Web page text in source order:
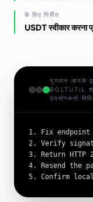
के लिए निर्मित
USDT स्वीकार करना
भुगतान आपके
BOLTUTIL
उपयोगकर्ता
1. Fix endpoint
2. Verify
3. Return HTTP
4. Resend the
5. Confirm